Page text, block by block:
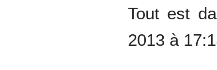
Tout est
2013 à